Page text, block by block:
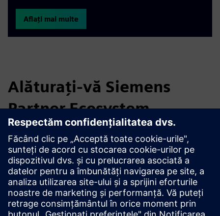
Aflați mai multe
Alăturați-vă Siemens
Partner Ecosystem
Ecosistemul Partener Industrial vă așteaptă. Contactați-ne
laindustrymarketing.sg@siemens.compentru a afla mai
multe despre cum puteți beneficia ca partener.
Împreună putem face față provocărilor de mâine!
Deveniți partener Digital Industries